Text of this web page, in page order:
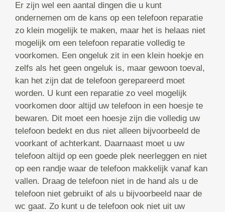
Er zijn wel een aantal dingen die u kunt
ondernemen om de kans op een telefoon reparatie
zo klein mogelijk te maken, maar het is helaas niet
mogelijk om een telefoon reparatie volledig te
voorkomen. Een ongeluk zit in een klein hoekje en
zelfs als het geen ongeluk is, maar gewoon toeval,
kan het zijn dat de telefoon gerepareerd moet
worden. U kunt een reparatie zo veel mogelijk
voorkomen door altijd uw telefoon in een hoesje te
bewaren. Dit moet een hoesje zijn die volledig uw
telefoon bedekt en dus niet alleen bijvoorbeeld de
voorkant of achterkant. Daarnaast moet u uw
telefoon altijd op een goede plek neerleggen en niet
op een randje waar de telefoon makkelijk vanaf kan
vallen. Draag de telefoon niet in de hand als u de
telefoon niet gebruikt of als u bijvoorbeeld naar de
wc gaat. Zo kunt u de telefoon ook niet uit uw